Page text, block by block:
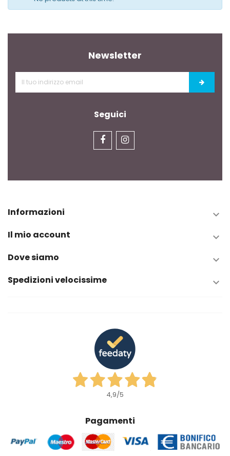
Newsletter
Seguici
Informazioni 
Il mio account 
Dove siamo 
Spedizioni velocissime 
4,9/5
Pagamenti